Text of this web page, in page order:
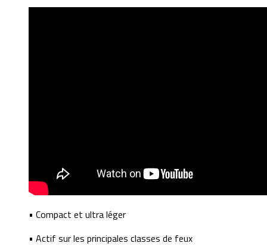
• Compact et ultra léger
• Actif sur les principales classes de feux